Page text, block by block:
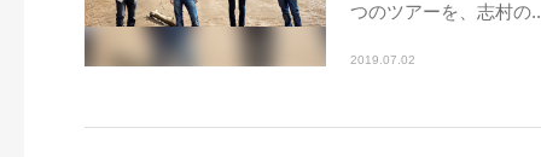
つのツアーを、志村の
2019.07.02